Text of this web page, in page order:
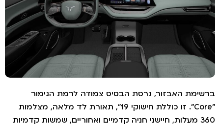
ברשימת האבזור, גרסת הבסיס צמודה לרמת הגימור
"Core". זו כוללת חישוקי 19", תאורת לד מלאה, מצלמות
360 מעלות, חיישני חניה קדמיים ואחוריים, שמשות קדמיות